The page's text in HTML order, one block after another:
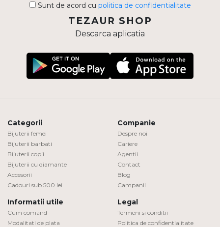
Sunt de acord cu politica de confidentialitate
TEZAUR SHOP
Descarca aplicatia
Categorii
Bijuterii femei
Bijuterii barbati
Bijuterii copii
Bijuterii cu diamante
Accesorii
Cadouri sub 500 lei
Companie
Despre noi
Cariere
Agentii
Contact
Blog
Campanii
Informatii utile
Cum comand
Modalitati de plata
Legal
Termeni si conditii
Politica de confidentialitate